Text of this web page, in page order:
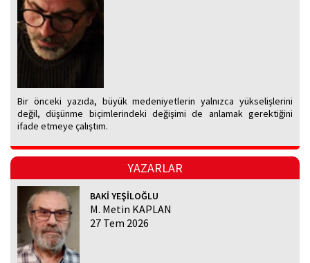
Bir önceki yazıda, büyük medeniyetlerin yalnızca yükselişlerini
değil, düşünme biçimlerindeki değişimi de anlamak gerektiğini
ifade etmeye çalıştım.
YAZARLAR
BAKİ YEŞİLOĞLU
M. Metin KAPLAN
27 Tem 2026